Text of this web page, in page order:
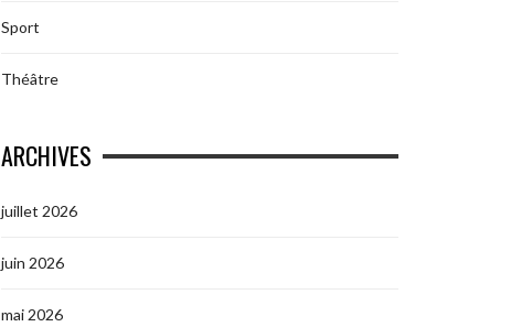
Sport
Théâtre
ARCHIVES
juillet 2026
juin 2026
mai 2026